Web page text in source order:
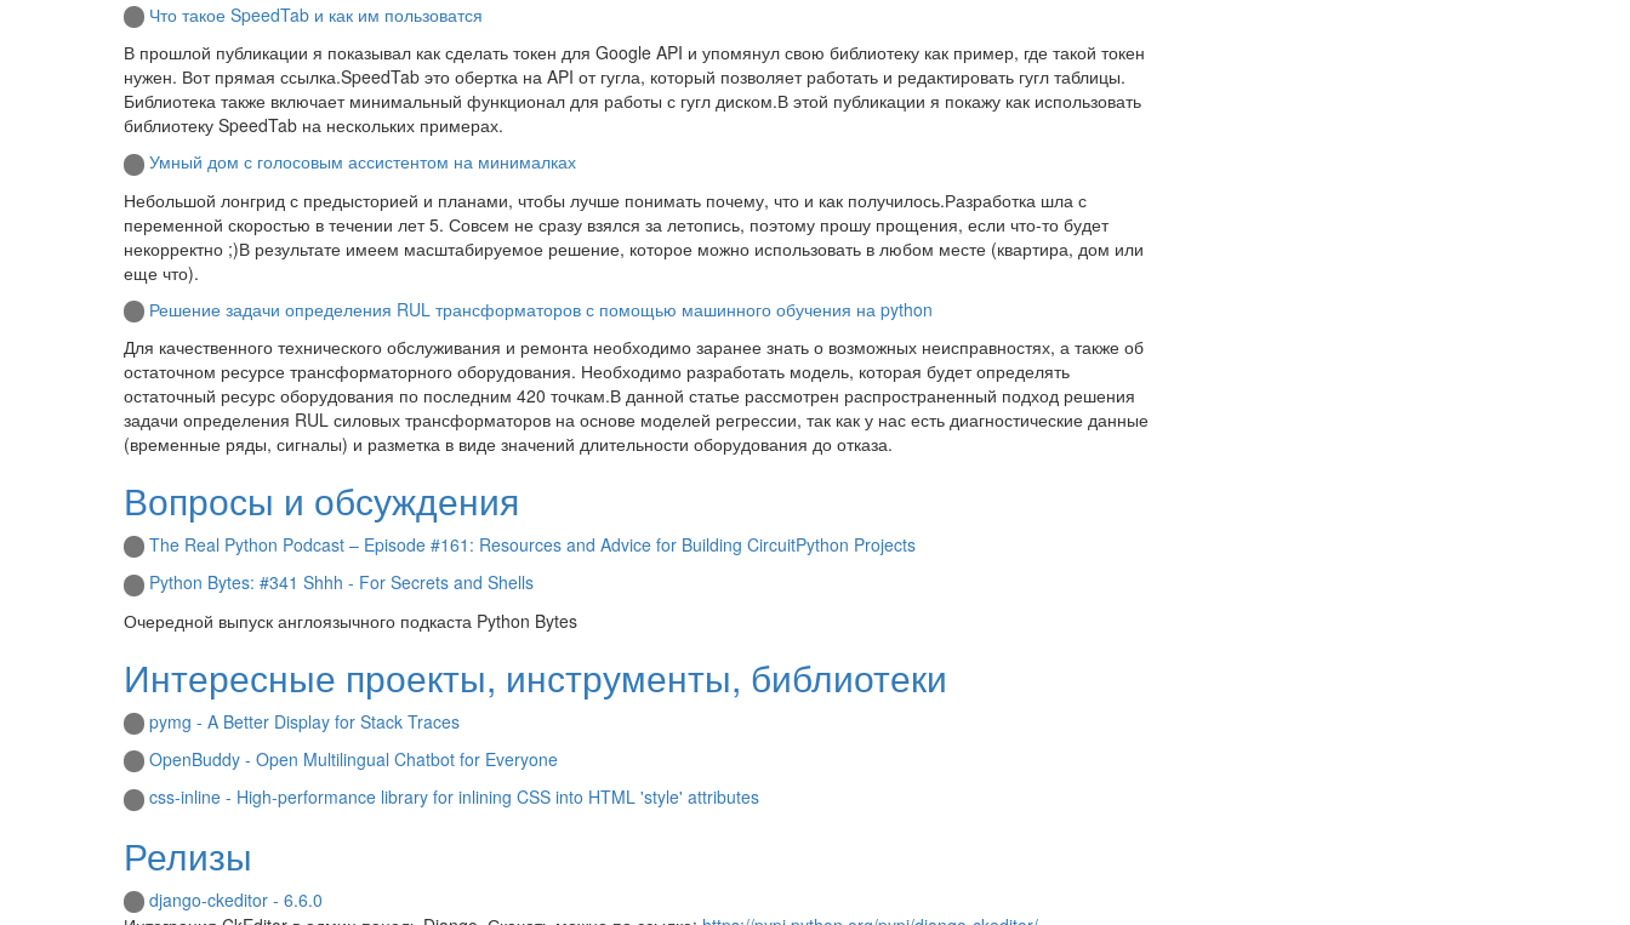
Что такое SpeedTab и как им пользоватся
В прошлой публикации я показывал как сделать токен для Google API и упомянул свою библиотеку как пример, где такой токен
нужен. Вот прямая ссылка.SpeedTab это обертка на API от гугла, который позволяет работать и редактировать гугл таблицы.
Библиотека также включает минимальный функционал для работы с гугл диском.В этой публикации я покажу как использовать
библиотеку SpeedTab на нескольких примерах.
Умный дом с голосовым ассистентом на минималках
Небольшой лонгрид с предысторией и планами, чтобы лучше понимать почему, что и как получилось.Разработка шла с
переменной скоростью в течении лет 5. Совсем не сразу взялся за летопись, поэтому прошу прощения, если что-то будет
некорректно ;)В результате имеем масштабируемое решение, которое можно использовать в любом месте (квартира, дом или
еще что).
Решение задачи определения RUL трансформаторов с помощью машинного обучения на python
Для качественного технического обслуживания и ремонта необходимо заранее знать о возможных неисправностях, а также об
остаточном ресурсе трансформаторного оборудования. Необходимо разработать модель, которая будет определять
остаточный ресурс оборудования по последним 420 точкам.В данной статье рассмотрен распространенный подход решения
задачи определения RUL силовых трансформаторов на основе моделей регрессии, так как у нас есть диагностические данные
(временные ряды, сигналы) и разметка в виде значений длительности оборудования до отказа.
Вопросы и обсуждения
The Real Python Podcast – Episode #161: Resources and Advice for Building CircuitPython Projects
Python Bytes: #341 Shhh - For Secrets and Shells
Очередной выпуск англоязычного подкаста Python Bytes
Интересные проекты, инструменты, библиотеки
pymg - A Better Display for Stack Traces
OpenBuddy - Open Multilingual Chatbot for Everyone
css-inline - High-performance library for inlining CSS into HTML 'style' attributes
Релизы
django-ckeditor - 6.6.0